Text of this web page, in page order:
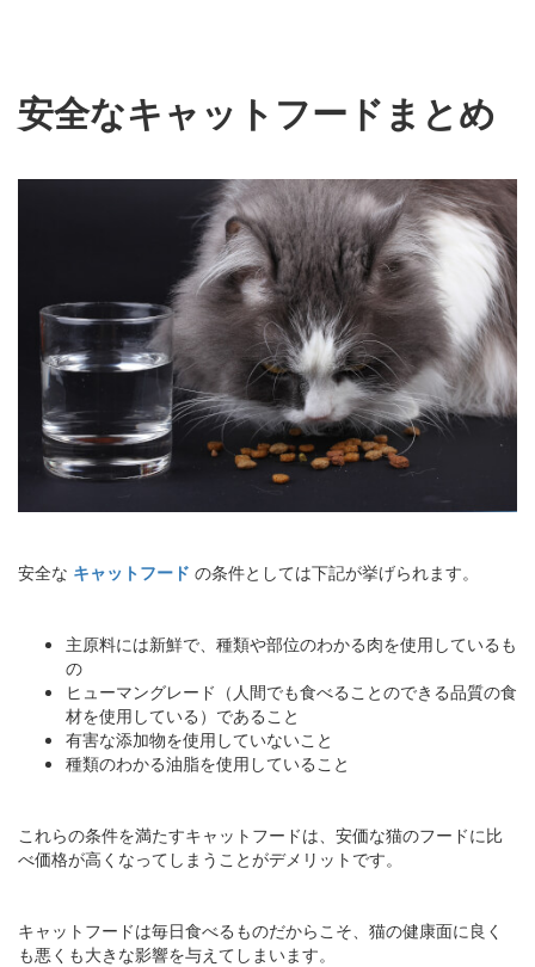
安全なキャットフードまとめ
安全な キャットフード の条件としては下記が挙げられます。
主原料には新鮮で、種類や部位のわかる肉を使用しているも
の
ヒューマングレード（人間でも食べることのできる品質の食
材を使用している）であること
有害な添加物を使用していないこと
種類のわかる油脂を使用していること
これらの条件を満たすキャットフードは、安価な猫のフードに比
べ価格が高くなってしまうことがデメリットです。
キャットフードは毎日食べるものだからこそ、猫の健康面に良く
も悪くも大きな影響を与えてしまいます。